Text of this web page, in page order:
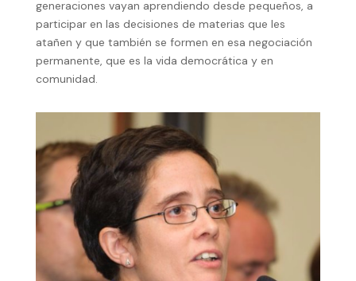
generaciones vayan aprendiendo desde pequeños, a
participar en las decisiones de materias que les
atañen y que también se formen en esa negociación
permanente, que es la vida democrática y en
comunidad.